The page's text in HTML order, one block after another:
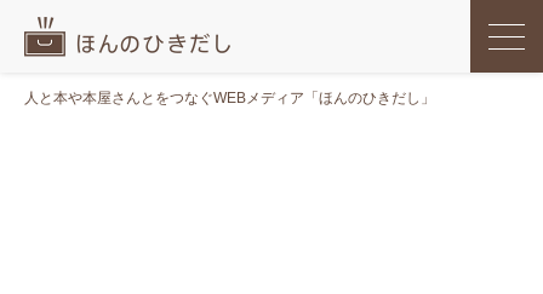
人と本や本屋さんとをつなぐWEBメディア「ほんのひきだし」